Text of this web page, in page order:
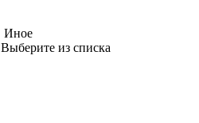
Иное
Выберите из списка